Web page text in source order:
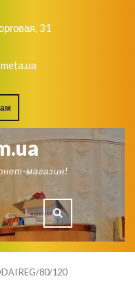
31
A
QUOTE
магазин!
REG/80/120